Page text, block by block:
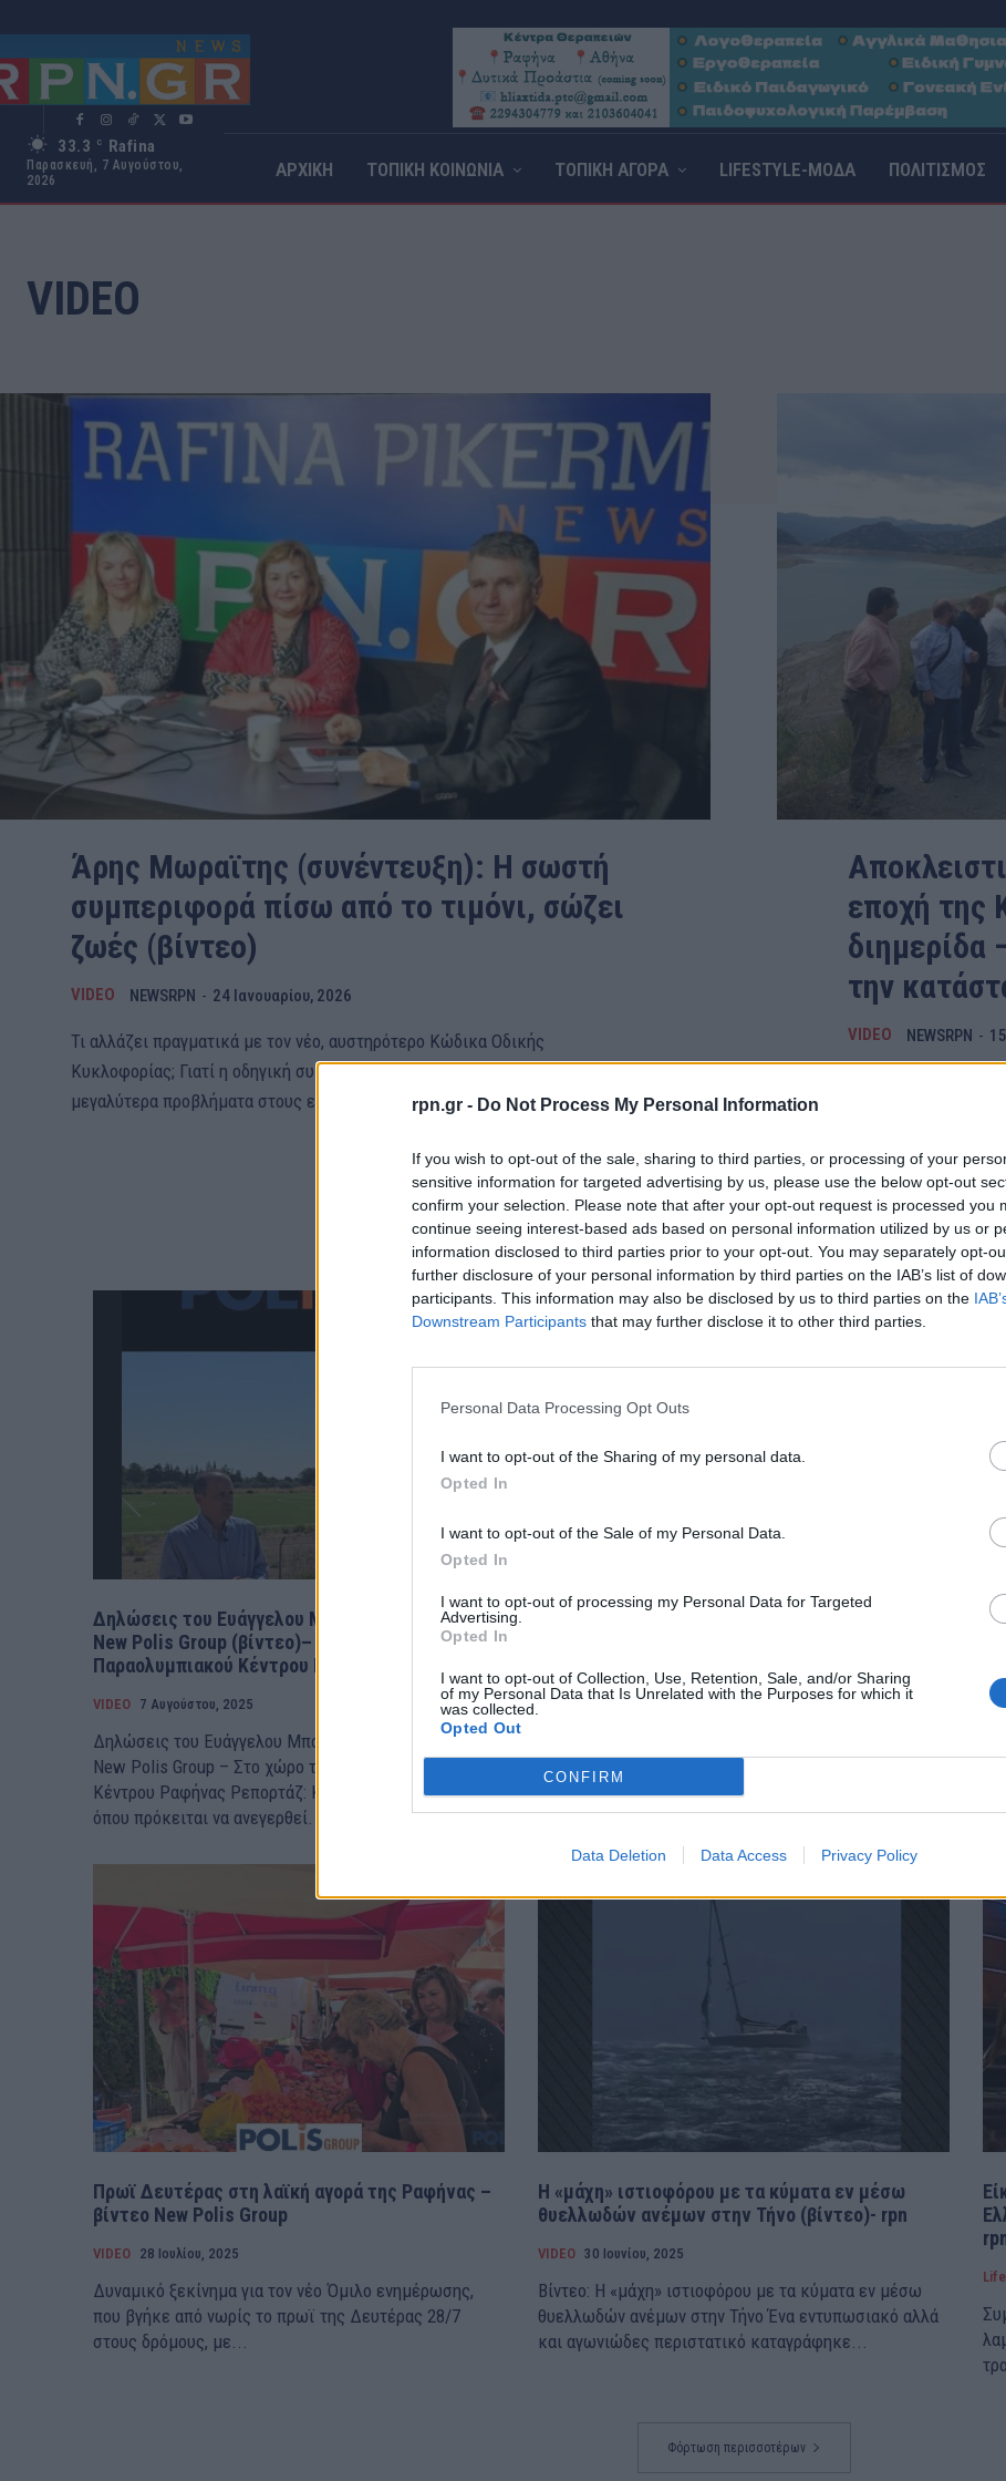
rpn.gr - Do Not Process My Personal Information
If you wish to opt-out of the sale, sharing to third parties, or processing of your
sensitive information for targeted advertising by us, please use the below opt-out
confirm your selection. Please note that after your opt-out request is processed you
continue seeing interest-based ads based on personal information utilized by us or
information disclosed to third parties prior to your opt-out. You may separately opt-
further disclosure of your personal information by third parties on the IAB’s list of
participants. This information may also be disclosed by us to third parties on the
Downstream Participants that may further disclose it to other third parties.
Personal Data Processing Opt Outs
I want to opt-out of the Sharing of my personal data.
Opted In
I want to opt-out of the Sale of my Personal Data.
Opted In
I want to opt-out of processing my Personal Data for Targeted
Advertising.
Opted In
I want to opt-out of Collection, Use, Retention, Sale, and/or Sharing
of my Personal Data that Is Unrelated with the Purposes for which it
was collected.
Opted Out
CONFIRM
Data Deletion Data Access Privacy Policy
33.3 C Rafina
Παρασκευή, 7 Αυγούστου,
2026
ΑΡΧΙΚΗ ΤΟΠΙΚΗ ΚΟΙΝΩΝΙΑ ΤΟΠΙΚΗ ΑΓΟΡΑ LIFESTYLE-ΜΟΔΑ ΠΟΛΙΤΙΣΜΟΣ
VIDEO
Άρης Μωραϊτης (συνέντευξη): Η σωστή
συμπεριφορά πίσω από το τιμόνι, σώζει
ζωές (βίντεο)
VIDEO NEWSRPN - 24 Ιανουαρίου, 2026
Τι αλλάζει πραγματικά με τον νέο, αυστηρότερο Κώδικα Οδικής
Κυκλοφορίας; Γιατί η οδηγική συμπεριφορά παραμένει ένα από τα
μεγαλύτερα προβλήματα στους ελληνικούς δρόμους; Και...
εποχή της
διημερίδα
την
VIDEO NEWSRPN -
Με επιτυχία και
14 Σεπτεμβρίου
Δηλώσεις του Ευάγγελου Μπουρνού στο
New Polis Group (βίντεo)– Στον χώρο του
Παραολυμπιακού Κέντρου Ραφήνας
VIDEO 7 Αυγούστου, 2025
Δηλώσεις του Ευάγγελου Μπουρνού στο
New Polis Group – Στο χώρο του Παραολυμπιακού
Κέντρου Ραφήνας Ρεπορτάζ: Κατερίνα Τράση Στο χώρο
όπου πρόκειται να ανεγερθεί...
Ρεπορτάζ New Polis Group στη λαϊκή της
VIDEO 3 Αυγούστου, 2025
Σαββάτου 2 Αυγούστου, η δημοσιογράφος Κατερίνα
Τράση από το rpn.gr βρέθηκε στη λαϊκή...
Πρωϊ Δευτέρας στη λαϊκή αγορά της Ραφήνας –
βίντεο New Polis Group
VIDEO 28 Ιουλίου, 2025
Δυναμικό ξεκίνημα για τον νέο Όμιλο ενημέρωσης,
που βγήκε από νωρίς το πρωϊ της Δευτέρας 28/7
στους δρόμους, με...
Η «μάχη» ιστιοφόρου με τα κύματα εν μέσω
θυελλωδών ανέμων στην Τήνο (βίντεο)- rpn
VIDEO 30 Ιουνίου, 2025
Βίντεο: Η «μάχη» ιστιοφόρου με τα κύματα εν μέσω
θυελλωδών ανέμων στην Τήνο Ένα εντυπωσιακό αλλά
και αγωνιώδες περιστατικό καταγράφηκε...
Φόρτωση περισσοτέρων